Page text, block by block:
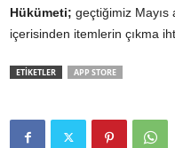
Hükümeti; geçtiğimiz Mayıs
içerisinden itemlerin çıkma
ETİKETLER APP STORE